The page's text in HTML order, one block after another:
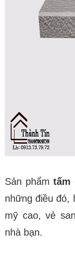
Sản phẩm tấm
những điều đó,
mỹ cao, vẻ
nhà bạn.